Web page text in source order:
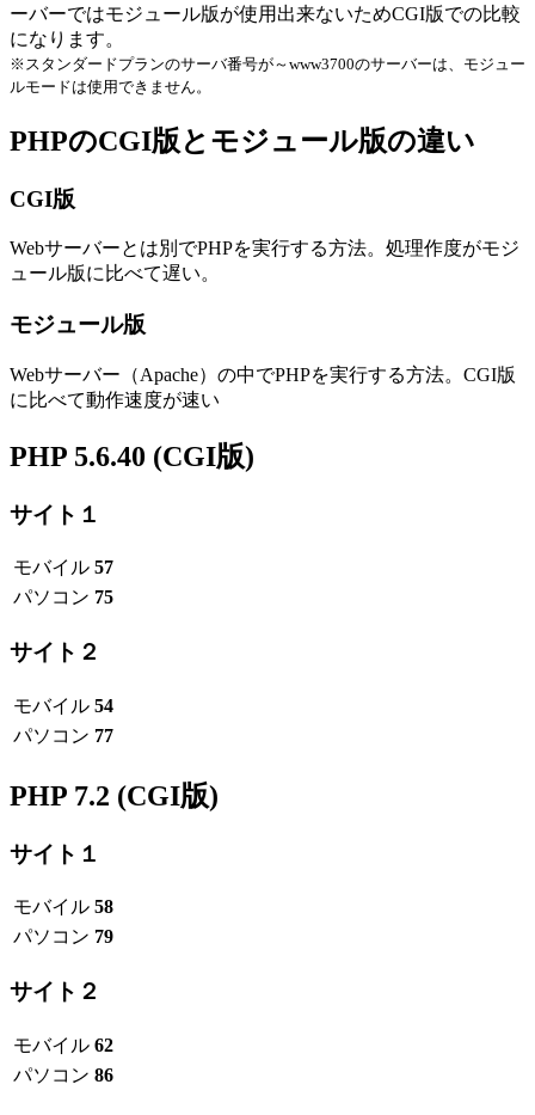
ーバーではモジュール版が使用出来ないためCGI版での比較
になります。
※スタンダードプランのサーバ番号が～www3700のサーバーは、モジュー
ルモードは使用できません。
PHPのCGI版とモジュール版の違い
CGI版
Webサーバーとは別でPHPを実行する方法。処理作度がモジ
ュール版に比べて遅い。
モジュール版
Webサーバー（Apache）の中でPHPを実行する方法。CGI版
に比べて動作速度が速い
PHP 5.6.40 (CGI版)
サイト１
モバイル 57
パソコン 75
サイト２
モバイル 54
パソコン 77
PHP 7.2 (CGI版)
サイト１
モバイル 58
パソコン 79
サイト２
モバイル 62
パソコン 86